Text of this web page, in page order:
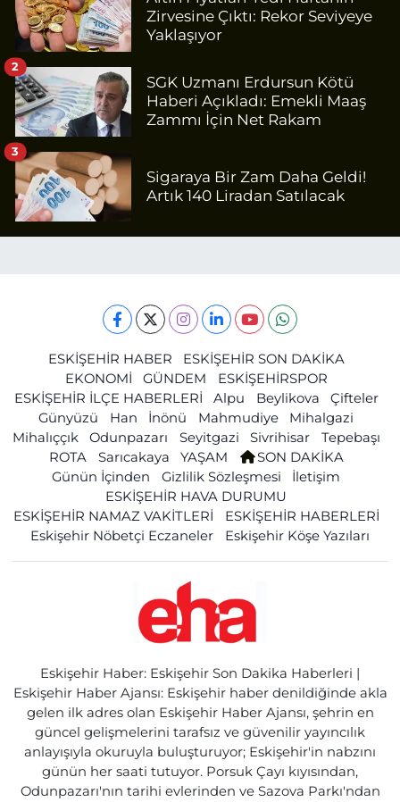
Zirvesine Çıktı: Rekor Seviyeye
Yaklaşıyor
SGK Uzmanı Erdursun Kötü
Haberi Açıkladı: Emekli Maaş
Zammı İçin Net Rakam
2
Sigaraya Bir Zam Daha Geldi!
Artık 140 Liradan Satılacak
3
ESKİŞEHİR HABER
ESKİŞEHİR SON DAKİKA
EKONOMİ
GÜNDEM
ESKİŞEHİRSPOR
ESKİŞEHİR İLÇE HABERLERİ
Alpu Beylikova
Çifteler
Günyüzü
Han İnönü Mahmudiye
Mihalgazi
Mihalıççık
Odunpazarı Seyitgazi Sivrihisar
Tepebaşı
ROTA
Sarıcakaya YAŞAM
SON DAKİKA
Günün İçinden
Gizlilik Sözleşmesi
İletişim
ESKİŞEHİR HAVA DURUMU
ESKİŞEHİR NAMAZ VAKİTLERİ
ESKİŞEHİR HABERLERİ
Eskişehir Nöbetçi Eczaneler
Eskişehir Köşe Yazıları
Eskişehir Haber: Eskişehir Son Dakika Haberleri |
Eskişehir Haber Ajansı: Eskişehir haber denildiğinde akla
gelen ilk adres olan Eskişehir Haber Ajansı, şehrin en
güncel gelişmelerini tarafsız ve güvenilir yayıncılık
anlayışıyla okuruyla buluşturuyor; Eskişehir'in nabzını
günün her saati tutuyor. Porsuk Çayı kıyısından,
Odunpazarı'nın tarihi evlerinden ve Sazova Parkı'ndan